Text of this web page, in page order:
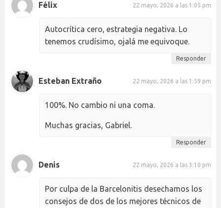
Félix 22 mayo, 2026 a las 1:05 pm
Autocrítica cero, estrategia negativa. Lo
tenemos crudísimo, ojalá me equivoque.
Responder
Esteban Extraño 22 mayo, 2026 a las 1:59 pm
100%. No cambio ni una coma.
Muchas gracias, Gabriel.
Responder
Denis 22 mayo, 2026 a las 3:10 pm
Por culpa de la Barcelonitis desechamos los
consejos de dos de los mejores técnicos de